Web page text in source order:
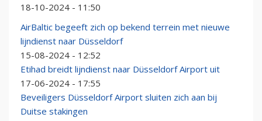
18-10-2024 - 11:50
AirBaltic begeeft zich op bekend terrein met nieuwe
lijndienst naar Düsseldorf
15-08-2024 - 12:52
Etihad breidt lijndienst naar Düsseldorf Airport uit
17-06-2024 - 17:55
Beveiligers Düsseldorf Airport sluiten zich aan bij
Duitse stakingen